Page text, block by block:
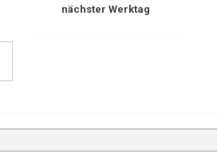
nächster Werktag